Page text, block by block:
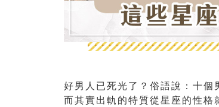
好男人已死光了？俗語說：十個
而其實出軌的特質從星座的性